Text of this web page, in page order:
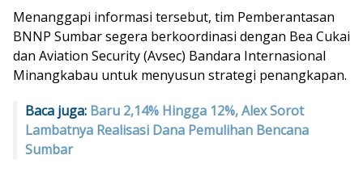
Menanggapi informasi tersebut, tim Pemberantasan
BNNP Sumbar segera berkoordinasi dengan Bea Cukai
dan Aviation Security (Avsec) Bandara Internasional
Minangkabau untuk menyusun strategi penangkapan.
Baca juga: Baru 2,14% Hingga 12%, Alex Sorot
Lambatnya Realisasi Dana Pemulihan Bencana
Sumbar